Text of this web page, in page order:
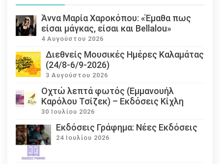
Άννα Μαρία Χαροκόπου: «Έμαθα πως
είσαι μάγκας, είσαι και Bellalou»
4 Αυγούστου 2026
Διεθνείς Μουσικές Ημέρες Καλαμάτας
(24/8-6/9-2026)
3 Αυγούστου 2026
Οχτώ λεπτά φωτός (Εμμανουήλ
Καρόλου Τσίζεκ) – Εκδόσεις Κίχλη
30 Ιουλίου 2026
Εκδόσεις Γράφημα: Νέες Εκδόσεις
24 Ιουλίου 2026